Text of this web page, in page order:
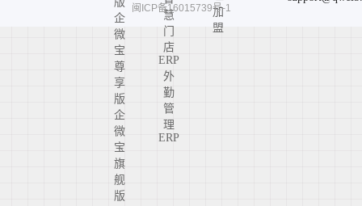
企
微
宝
尊
享
版
企
微
宝
旗
舰
版
慧
门
店
ERP
外
勤
管
理
ERP
加
盟
闽ICP备16015739号-1